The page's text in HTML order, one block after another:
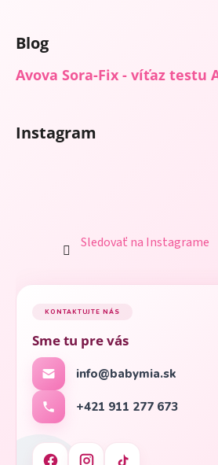
Blog
Avova Sora-Fix - víťaz testu
Instagram
Sledovať na Instagrame
KONTAKTUJTE NÁS
Sme tu pre vás
info@babymia.sk
+421 911 277 673